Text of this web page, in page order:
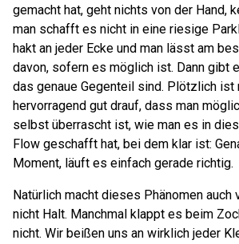
gemacht hat, geht nichts von der Hand,
man schafft es nicht in eine riesige
hakt an jeder Ecke und man lässt am
davon, sofern es möglich ist. Dann gibt
das genaue Gegenteil sind. Plötzlich ist
hervorragend gut drauf, dass man
selbst überrascht ist, wie man es in
Flow geschafft hat, bei dem klar ist:
Moment, läuft es einfach gerade richtig.
Natürlich macht dieses Phänomen auch
nicht Halt. Manchmal klappt es beim
nicht. Wir beißen uns an wirklich jeder